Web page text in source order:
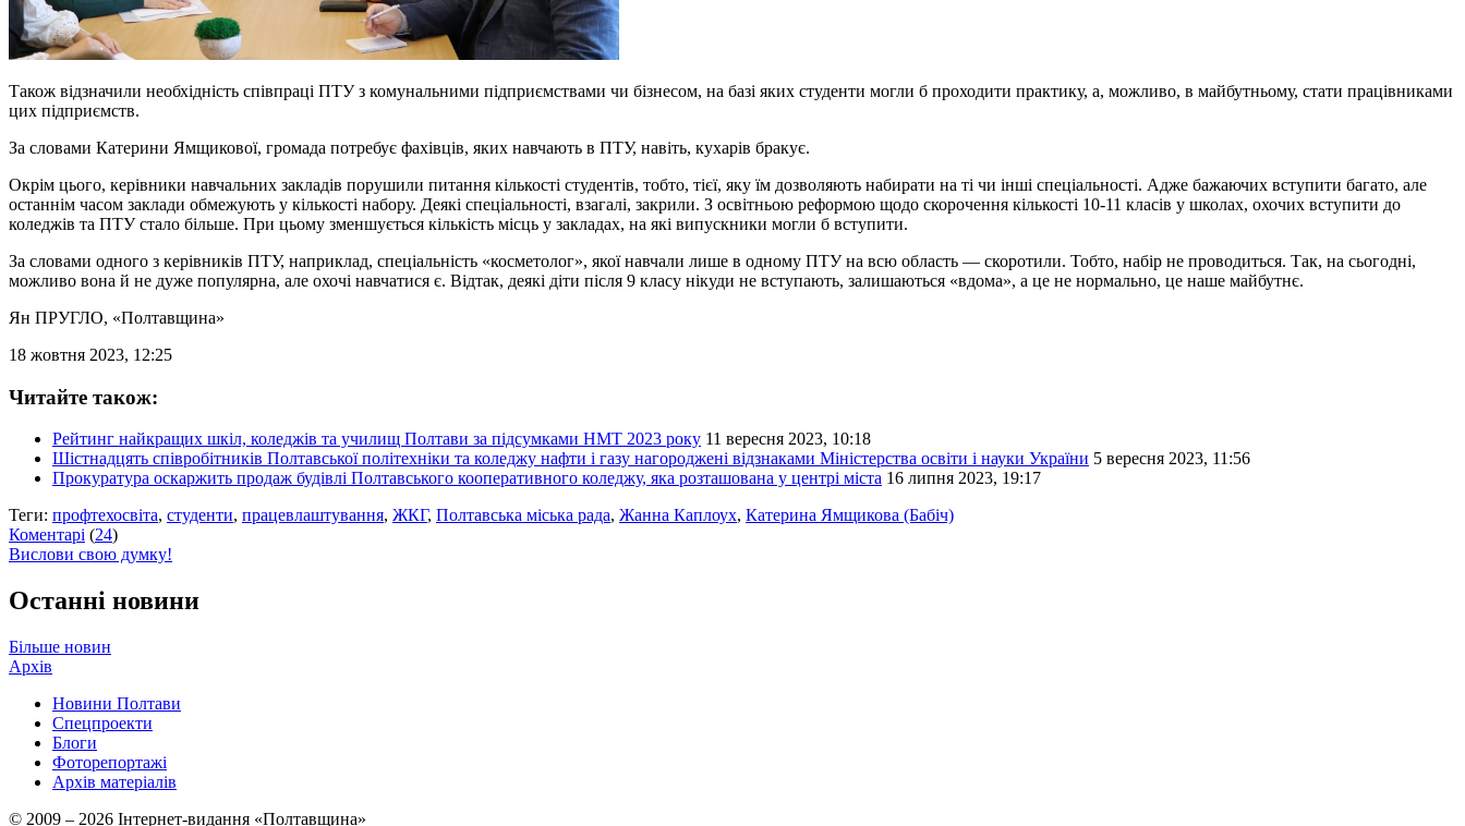
Також відзначили необхідність співпраці ПТУ з комунальними підприємствами чи бізнесом, на базі яких студенти могли б проходити практику, а, можливо, в майбутньому, стати працівниками
цих підприємств.
За словами Катерини Ямщикової, громада потребує фахівців, яких навчають в ПТУ, навіть, кухарів бракує.
Окрім цього, керівники навчальних закладів порушили питання кількості студентів, тобто, тієї, яку їм дозволяють набирати на ті чи інші спеціальності. Адже бажаючих вступити багато, але
останнім часом заклади обмежують у кількості набору. Деякі спеціальності, взагалі, закрили. З освітньою реформою щодо скорочення кількості 10-11 класів у школах, охочих вступити до
коледжів та ПТУ стало більше. При цьому зменшується кількість місць у закладах, на які випускники могли б вступити.
За словами одного з керівників ПТУ, наприклад, спеціальність «косметолог», якої навчали лише в одному ПТУ на всю область — скоротили. Тобто, набір не проводиться. Так, на сьогодні,
можливо вона й не дуже популярна, але охочі навчатися є. Відтак, деякі діти після 9 класу нікуди не вступають, залишаються «вдома», а це не нормально, це наше майбутнє.
Ян ПРУГЛО, «Полтавщина»
18 жовтня 2023, 12:25
Читайте також:
Рейтинг найкращих шкіл, коледжів та училищ Полтави за підсумками НМТ 2023 року 11 вересня 2023, 10:18
Шістнадцять співробітників Полтавської політехніки та коледжу нафти і газу нагороджені відзнаками Міністерства освіти і науки України 5 вересня 2023, 11:56
Прокуратура оскаржить продаж будівлі Полтавського кооперативного коледжу, яка розташована у центрі міста 16 липня 2023, 19:17
Теги: профтехосвіта, студенти, працевлаштування, ЖКГ, Полтавська міська рада, Жанна Каплоух, Катерина Ямщикова (Бабіч)
Коментарі (24)
Вислови свою думку!
Останні новини
Більше новин
Архів
Новини Полтави
Спецпроекти
Блоги
Фоторепортажі
Архів матеріалів
© 2009 – 2026 Інтернет-видання «Полтавщина»